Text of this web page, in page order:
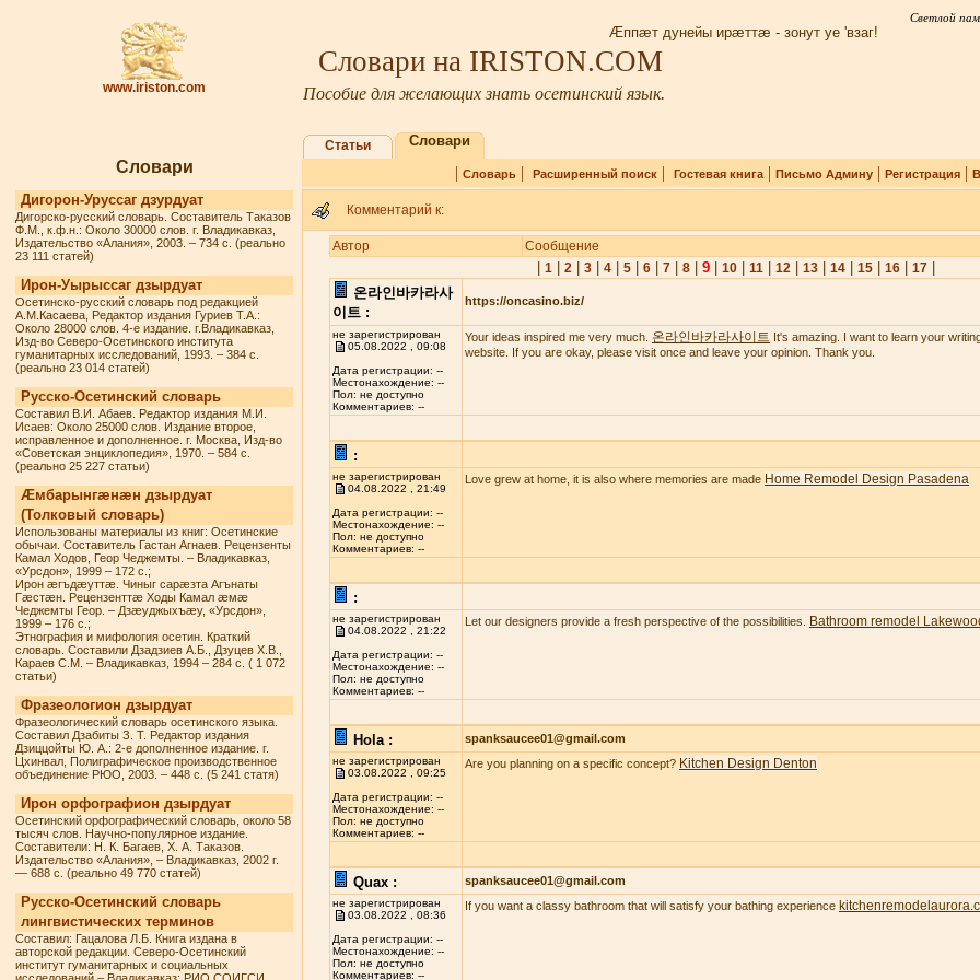
www.iriston.com
Светлой
Æппæт дунейы ирæттæ - зонут уе 'взаг!
Словари на IRISTON.COM
Пособие для желающих знать осетинский язык.
Словари
Дигорон-Уруссаг дзурдуат
Дигорско-русский словарь. Составитель Таказов
Ф.М., к.ф.н.: Около 30000 слов. г. Владикавказ,
Издательство «Алания», 2003. – 734 с. (реально
23 111 статей)
Ирон-Уырыссаг дзырдуат
Осетинско-русский словарь под редакцией
А.М.Касаева, Редактор издания Гуриев Т.А.:
Около 28000 слов. 4-е издание. г.Владикавказ,
Изд-во Северо-Осетинского института
гуманитарных исследований, 1993. – 384 с.
(реально 23 014 статей)
Русско-Осетинский словарь
Составил В.И. Абаев. Редактор издания М.И.
Исаев: Около 25000 слов. Издание второе,
исправленное и дополненное. г. Москва, Изд-во
«Советская энциклопедия», 1970. – 584 с.
(реально 25 227 статьи)
Æмбарынгæнæн дзырдуат
(Толковый словарь)
Использованы материалы из книг: Осетинские
обычаи. Составитель Гастан Агнаев. Рецензенты
Камал Ходов, Геор Чеджемты. – Владикавказ,
«Урсдон», 1999 – 172 с.;
Ирон æгъдæуттæ. Чиныг сарæзта Агънаты
Гæстæн. Рецензенттæ Ходы Камал æмæ
Чеджемты Геор. – Дзæуджыхъæу, «Урсдон»,
1999 – 176 с.;
Этнография и мифология осетин. Краткий
словарь. Составили Дзадзиев А.Б., Дзуцев Х.В.,
Караев С.М. – Владикавказ, 1994 – 284 с. ( 1 072
статьи)
Фразеологион дзырдуат
Фразеологический словарь осетинского языка.
Составил Дзабиты З. Т. Редактор издания
Дзиццойты Ю. А.: 2-е дополненное издание. г.
Цхинвал, Полиграфическое производственное
объединение РЮО, 2003. – 448 с. (5 241 статя)
Ирон орфографион дзырдуат
Осетинский орфографический словарь, около 58
тысяч слов. Научно-популярное издание.
Составители: Н. К. Багаев, Х. А. Таказов.
Издательство «Алания», – Владикавказ, 2002 г.
— 688 с. (реально 49 770 статей)
Русско-Осетинский словарь
лингвистических терминов
Составил: Гацалова Л.Б. Книга издана в
авторской редакции. Северо-Осетинский
институт гуманитарных и социальных
Статьи Словари
| Словарь| Расширенный поиск| Гостевая книга| Письмо Админу| Регистрация|
Комментарий к:
Автор Сообщение
1| 2| 3| 4| 5| 6| 7| 8| 9| 10| 11| 12| 13| 14| 15| 16| 17|
온라인바카라사
이트 :
https://oncasino.biz/
не зарегистрирован
05.08.2022 , 09:08
Дата регистрации: --
Местонахождение: --
Пол: не доступно
Комментариев: --
Your ideas inspired me very much. 온라인바카라사이트 It's amazing. I want to learn your
website. If you are okay, please visit once and leave your opinion. Thank you.
:
не зарегистрирован
04.08.2022 , 21:49
Дата регистрации: --
Местонахождение: --
Пол: не доступно
Комментариев: --
Love grew at home, it is also where memories are made Home Remodel Design Pasadena
:
не зарегистрирован
04.08.2022 , 21:22
Дата регистрации: --
Местонахождение: --
Пол: не доступно
Комментариев: --
Let our designers provide a fresh perspective of the possibilities. Bathroom remodel
Hola : spanksaucee01@gmail.com
не зарегистрирован
03.08.2022 , 09:25
Дата регистрации: --
Местонахождение: --
Пол: не доступно
Комментариев: --
Are you planning on a specific concept? Kitchen Design Denton
Quax : spanksaucee01@gmail.com
не зарегистрирован
03.08.2022 , 08:36
Дата регистрации: --
Местонахождение: --
Пол: не доступно
Комментариев: --
If you want a classy bathroom that will satisfy your bathing experience